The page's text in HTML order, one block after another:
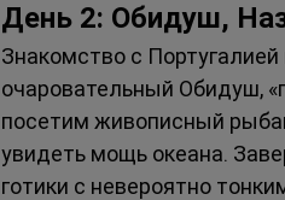
День 2: Обидуш,
Знакомство с
очаровательный Обидуш,
посетим живописный
увидеть мощь океана.
готики с невероятно